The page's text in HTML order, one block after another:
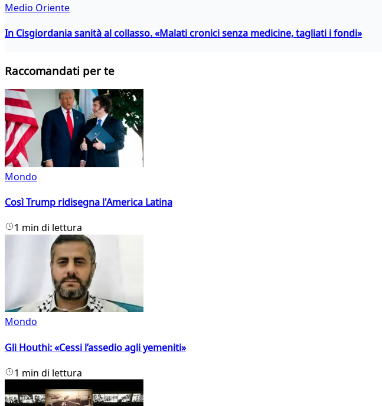
Medio Oriente
In Cisgiordania sanità al collasso. «Malati cronici senza medicine, tagliati i fondi»
Raccomandati per te
Mondo
Così Trump ridisegna l'America Latina
1 min di lettura
Mondo
Gli Houthi: «Cessi l’assedio agli yemeniti»
1 min di lettura